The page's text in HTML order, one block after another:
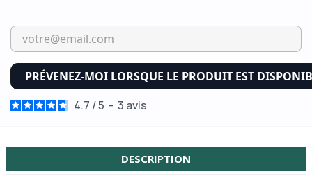
PRÉVENEZ-MOI LORSQUE LE PRODUIT EST
4.7 /5 - 3 avis
DESCRIPTION